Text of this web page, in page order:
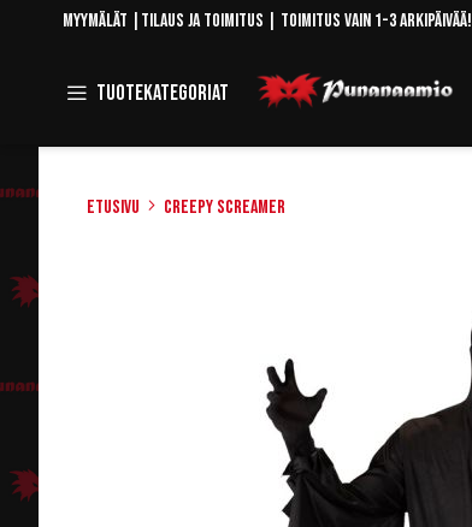
Skip
Myymälät Tilaus ja toimitus | Toimitus vain 1-3 arkipäivää!
Tuotekategoriat Toggle
Navigation
Etusivu Creepy Screamer